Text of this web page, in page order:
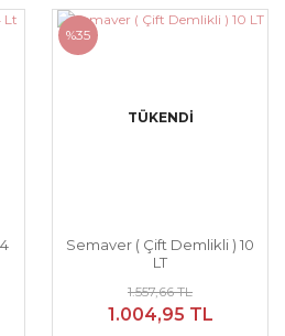
%35
TÜKENDİ
Semaver ( Çift Demlikli ) 10
LT
1.557,66 TL
1.004,95 TL